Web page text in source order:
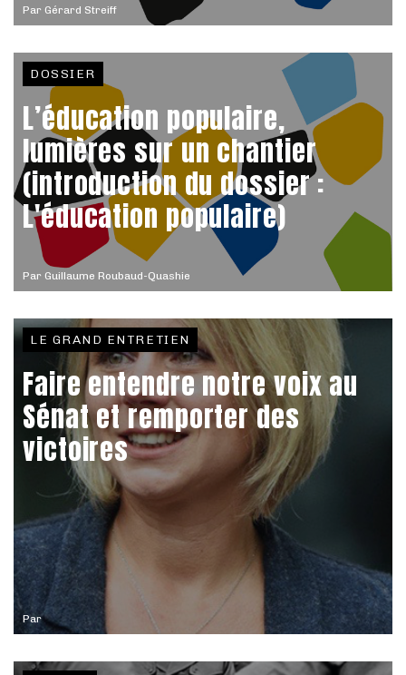
Par Gérard Streiff
Par Guillaume Roubaud-Quashie
DOSSIER
L’éducation populaire,
lumières sur un chantier
(introduction du dossier :
L'éducation populaire)
Par
LE GRAND ENTRETIEN
Faire entendre notre voix au
Sénat et remporter des
victoires